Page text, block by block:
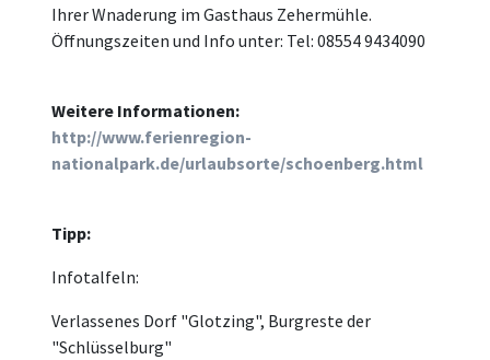
Ihrer Wnaderung im Gasthaus Zehermühle.
Öffnungszeiten und Info unter: Tel: 08554 9434090
Weitere Informationen:
http://www.ferienregion-
nationalpark.de/urlaubsorte/schoenberg.html
Tipp:
Infotalfeln:
Verlassenes Dorf "Glotzing", Burgreste der
"Schlüsselburg"